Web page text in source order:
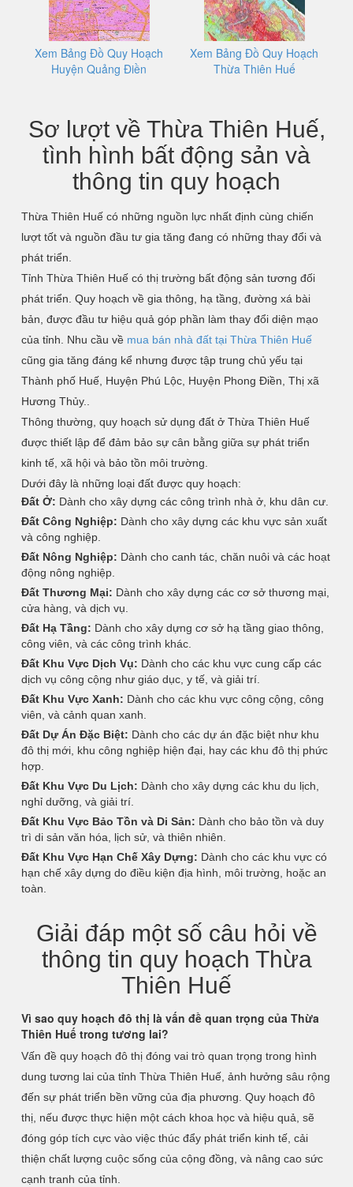
Xem Bảng Đồ Quy Hoạch
Huyện Quảng Điền
Xem Bảng Đồ Quy Hoạch
Thừa Thiên Huế
Sơ lượt về Thừa Thiên Huế,
tình hình bất động sản và
thông tin quy hoạch
Thừa Thiên Huế có những nguồn lực nhất định cùng chiến
lượt tốt và nguồn đầu tư gia tăng đang có những thay đổi và
phát triển.
Tỉnh Thừa Thiên Huế có thị trường bất động sản tương đối
phát triển. Quy hoạch về gia thông, hạ tầng, đường xá bài
bản, được đầu tư hiệu quả góp phần làm thay đổi diện mạo
của tỉnh. Nhu cầu về mua bán nhà đất tại Thừa Thiên Huế
cũng gia tăng đáng kể nhưng được tập trung chủ yếu tại
Thành phố Huế, Huyện Phú Lộc, Huyện Phong Điền, Thị xã
Hương Thủy..
Thông thường, quy hoạch sử dụng đất ở Thừa Thiên Huế
được thiết lập để đảm bảo sự cân bằng giữa sự phát triển
kinh tế, xã hội và bảo tồn môi trường.
Dưới đây là những loại đất được quy hoạch:
Đất Ở: Dành cho xây dựng các công trình nhà ở, khu dân cư.
Đất Công Nghiệp: Dành cho xây dựng các khu vực sản xuất
và công nghiệp.
Đất Nông Nghiệp: Dành cho canh tác, chăn nuôi và các hoạt
động nông nghiệp.
Đất Thương Mại: Dành cho xây dựng các cơ sở thương mại,
cửa hàng, và dịch vụ.
Đất Hạ Tầng: Dành cho xây dựng cơ sở hạ tầng giao thông,
công viên, và các công trình khác.
Đất Khu Vực Dịch Vụ: Dành cho các khu vực cung cấp các
dịch vụ công cộng như giáo dục, y tế, và giải trí.
Đất Khu Vực Xanh: Dành cho các khu vực công cộng, công
viên, và cảnh quan xanh.
Đất Dự Án Đặc Biệt: Dành cho các dự án đặc biệt như khu
đô thị mới, khu công nghiệp hiện đại, hay các khu đô thị phức
hợp.
Đất Khu Vực Du Lịch: Dành cho xây dựng các khu du lịch,
nghỉ dưỡng, và giải trí.
Đất Khu Vực Bảo Tồn và Di Sản: Dành cho bảo tồn và duy
trì di sản văn hóa, lịch sử, và thiên nhiên.
Đất Khu Vực Hạn Chế Xây Dựng: Dành cho các khu vực có
hạn chế xây dựng do điều kiện địa hình, môi trường, hoặc an
toàn.
Giải đáp một số câu hỏi về
thông tin quy hoạch Thừa
Thiên Huế
Vì sao quy hoạch đô thị là vấn đề quan trọng của Thừa
Thiên Huế trong tương lai?
Vấn đề quy hoạch đô thị đóng vai trò quan trọng trong hình
dung tương lai của tỉnh Thừa Thiên Huế, ảnh hưởng sâu rộng
đến sự phát triển bền vững của địa phương. Quy hoạch đô
thị, nếu được thực hiện một cách khoa học và hiệu quả, sẽ
đóng góp tích cực vào việc thúc đẩy phát triển kinh tế, cải
thiện chất lượng cuộc sống của cộng đồng, và nâng cao sức
cạnh tranh của tỉnh.